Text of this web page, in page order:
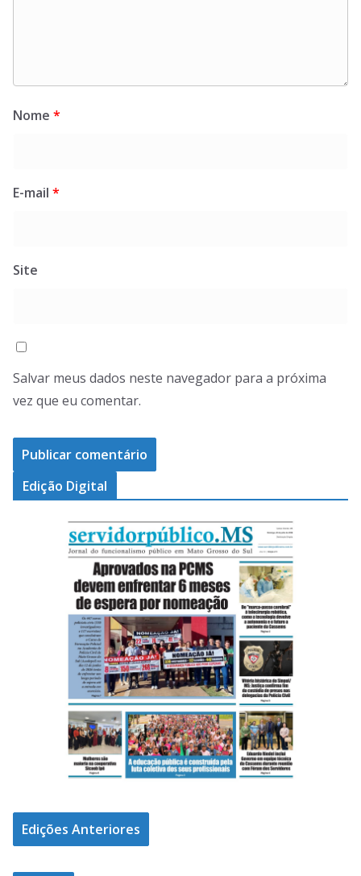
Nome *
E-mail *
Site
Salvar meus dados neste navegador para a próxima
vez que eu comentar.
Edição Digital
Edições Anteriores